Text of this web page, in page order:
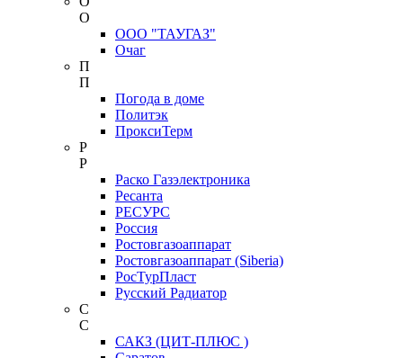
О
ООО "ТАУГАЗ"
Очаг
П
П
Погода в доме
Политэк
ПроксиТерм
Р
Р
Раско Газэлектроника
Ресанта
РЕСУРС
Россия
Ростовгазоаппарат
Ростовгазоаппарат (Siberia)
РосТурПласт
Русский Радиатор
С
С
САКЗ (ЦИТ-ПЛЮС )